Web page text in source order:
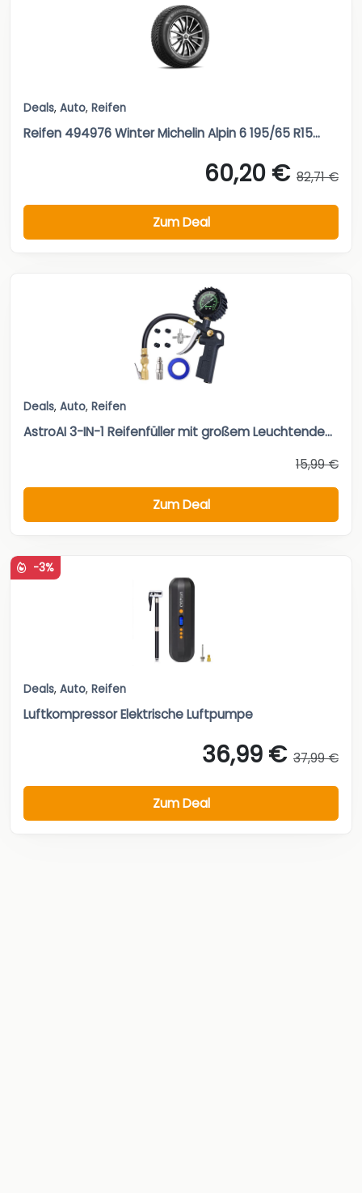
Deals, Auto, Reifen
Reifen 494976 Winter Michelin Alpin 6 195/65 R15...
60,20 € 82,71 €
Zum Deal
Deals, Auto, Reifen
AstroAI 3-IN-1 Reifenfüller mit großem Leuchtende...
15,99 €
Zum Deal
-3%
Deals, Auto, Reifen
Luftkompressor Elektrische Luftpumpe
36,99 € 37,99 €
Zum Deal